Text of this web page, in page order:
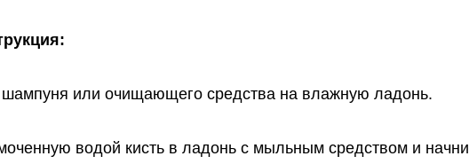
шампуня или очищающего средства на влажную ладонь.
водой кисть в ладонь с мыльным средством и